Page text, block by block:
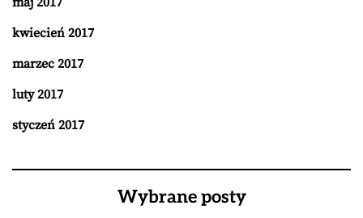
kwiecień 2017
marzec 2017
luty 2017
styczeń 2017
Wybrane posty